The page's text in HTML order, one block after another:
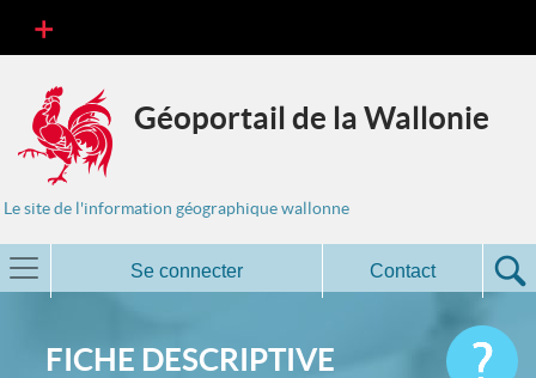
Géoportail de la Wallonie
Le site de l'information géographique wallonne
Se connecter Contact
FICHE DESCRIPTIVE